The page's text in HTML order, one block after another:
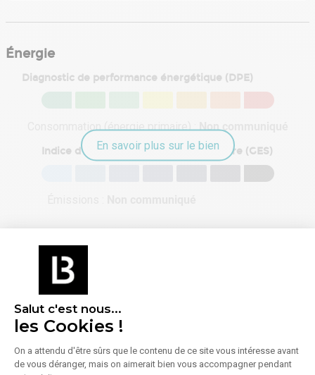
Salut c'est nous...
les Cookies !
On a attendu d'être sûrs que le contenu de ce site vous intéresse avant
de vous déranger, mais on aimerait bien vous accompagner pendant
Énergie
Diagnostic de performance énergétique (DPE)
Consommation (énergie primaire) :Non communiqué
Indice d'émission de gaz à effet de serre (GES)
En savoir plus sur le bien
À propos de l'agence
CBRE IMPACT REIMS